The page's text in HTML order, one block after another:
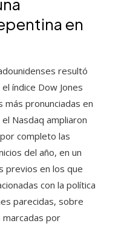
en
resultó
índice Dow Jones
más pronunciadas en
Nasdaq ampliaron
completo las
del año, en un
previos en los que
con la política
parecidas, sobre
por